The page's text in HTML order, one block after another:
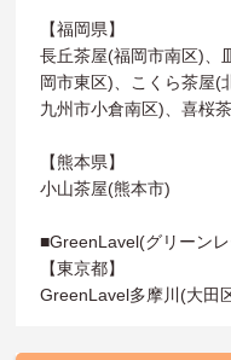
【福岡県】
長丘茶屋(福岡市南区)、
岡市東区)、こくら茶屋(
九州市小倉南区)、喜桜
【熊本県】
小山茶屋(熊本市)
■GreenLavel(グリーン
【東京都】
GreenLavel多摩川(大田